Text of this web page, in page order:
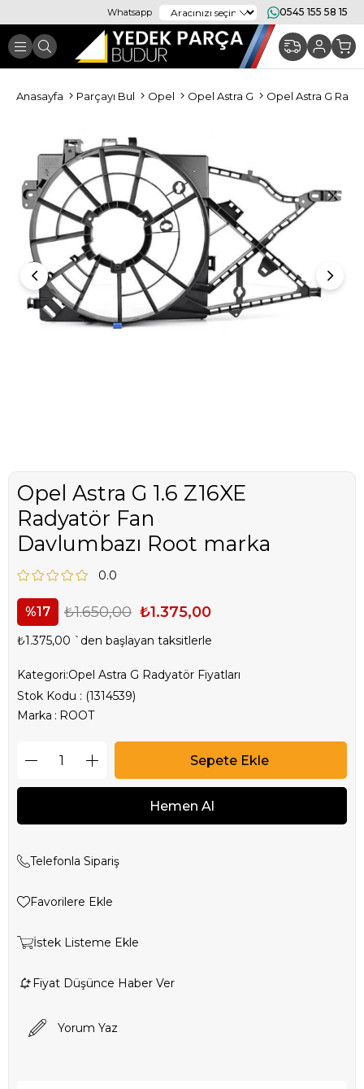
Whatsapp 0545 155 58 15
Anasayfa Parçayı Bul Opel Opel Astra G Opel Astra G
Opel Astra G 1.6 Z16XE
Radyatör Fan
Davlumbazı Root marka
0.0
17 ₺1.650,00 ₺1.375,00
₺1.375,00 `den başlayan taksitlerle
Kategori:Opel Astra G Radyatör Fiyatları
Stok Kodu
(1314539)
Marka : ROOT
Telefonla Sipariş
Favorilere Ekle
İstek Listeme Ekle
Fiyat Düşünce Haber Ver
Yorum Yaz